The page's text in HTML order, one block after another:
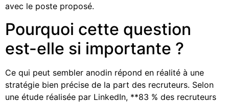
avec le poste proposé.
Pourquoi cette question
est-elle si importante ?
Ce qui peut sembler anodin répond en réalité à une
stratégie bien précise de la part des recruteurs. Selon
une étude réalisée par LinkedIn, **83 % des recruteurs